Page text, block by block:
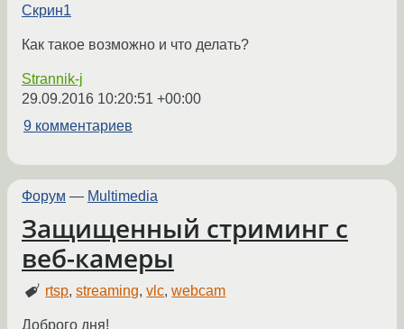
Скрин1
Как такое возможно и что делать?
Strannik-j
29.09.2016 10:20:51 +00:00
9 комментариев
Форум — Multimedia
Защищенный стриминг с
веб-камеры
rtsp,streaming,vlc,webcam
Доброго дня!